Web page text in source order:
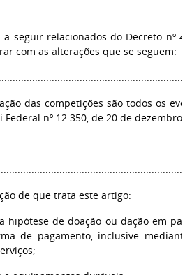
seguir relacionados do Decreto nº
com as alterações que se seguem:
das competições são todos os
Federal nº 12.350, de 20 de dezembro
de que trata este artigo:
hipótese de doação ou dação em
de pagamento, inclusive